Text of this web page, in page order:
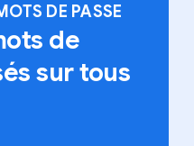
DE PASSE
de
sur tous